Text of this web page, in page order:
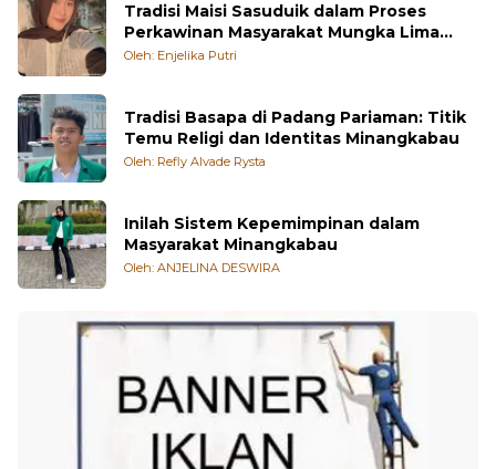
Tradisi Maisi Sasuduik dalam Proses
Perkawinan Masyarakat Mungka Lima
Puluh Kota
Oleh: Enjelika Putri
Tradisi Basapa di Padang Pariaman: Titik
Temu Religi dan Identitas Minangkabau
Oleh: Refly Alvade Rysta
Inilah Sistem Kepemimpinan dalam
Masyarakat Minangkabau
Oleh: ANJELINA DESWIRA